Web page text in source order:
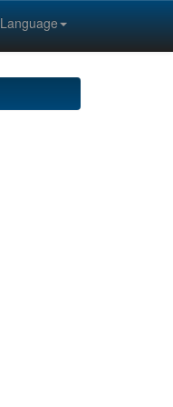
Language